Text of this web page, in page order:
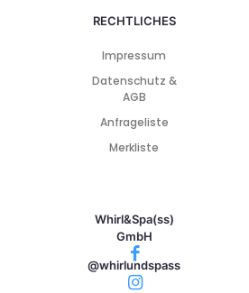
RECHTLICHES
Impressum
Datenschutz &
AGB
Anfrageliste
Merkliste
Whirl&Spa(ss)
GmbH
@whirlundspass